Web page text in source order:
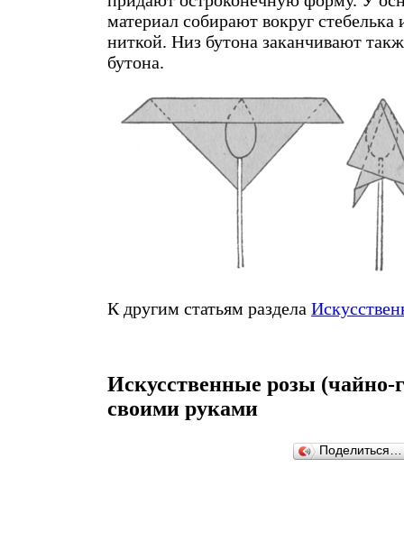
материал собирают вокруг стебелька
ниткой. Низ бутона заканчивают
бутона.
К другим статьям раздела
Искусственные розы (чайно-
своими руками
Поделиться…